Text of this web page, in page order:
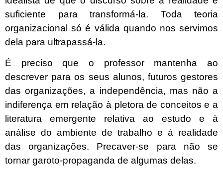
suficiente para transformá-la. Toda teoria
organizacional só é válida quando nos servimos
dela para ultrapassá-la.
É preciso que o professor mantenha ao
descrever para os seus alunos, futuros gestores
das organizações, a independência, mas não a
indiferença em relação à pletora de conceitos e a
literatura emergente relativa ao estudo e à
análise do ambiente de trabalho e à realidade
das organizações. Precaver-se para não se
tornar garoto-propaganda de algumas delas.